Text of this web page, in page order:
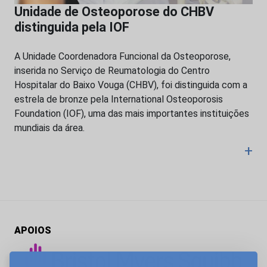
Unidade de Osteoporose do CHBV
distinguida pela IOF
A Unidade Coordenadora Funcional da Osteoporose,
inserida no Serviço de Reumatologia do Centro
Hospitalar do Baixo Vouga (CHBV), foi distinguida com a
estrela de bronze pela International Osteoporosis
Foundation (IOF), uma das mais importantes instituições
mundiais da área.
+
APOIOS